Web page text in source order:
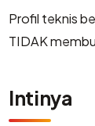
Profil teknis
TIDAK
Intinya